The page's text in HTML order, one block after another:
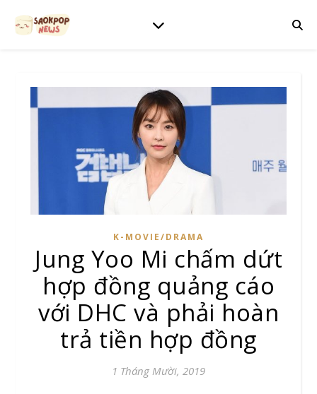
K-MOVIE/DRAMA
Jung Yoo Mi chấm dứt
hợp đồng quảng cáo
với DHC và phải hoàn
trả tiền hợp đồng
1 Tháng Mười, 2019